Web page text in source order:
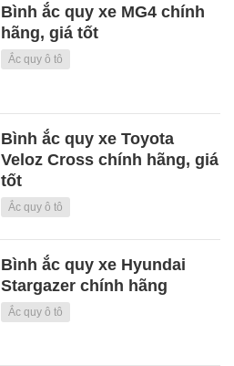
Bình ắc quy xe MG4 chính
hãng, giá tốt
Ắc quy ô tô
Bình ắc quy xe Toyota
Veloz Cross chính hãng, giá
tốt
Ắc quy ô tô
Bình ắc quy xe Hyundai
Stargazer chính hãng
Ắc quy ô tô